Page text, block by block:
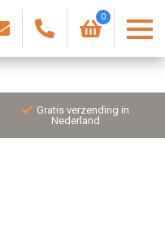
0
Gratis verzending in
Nederland